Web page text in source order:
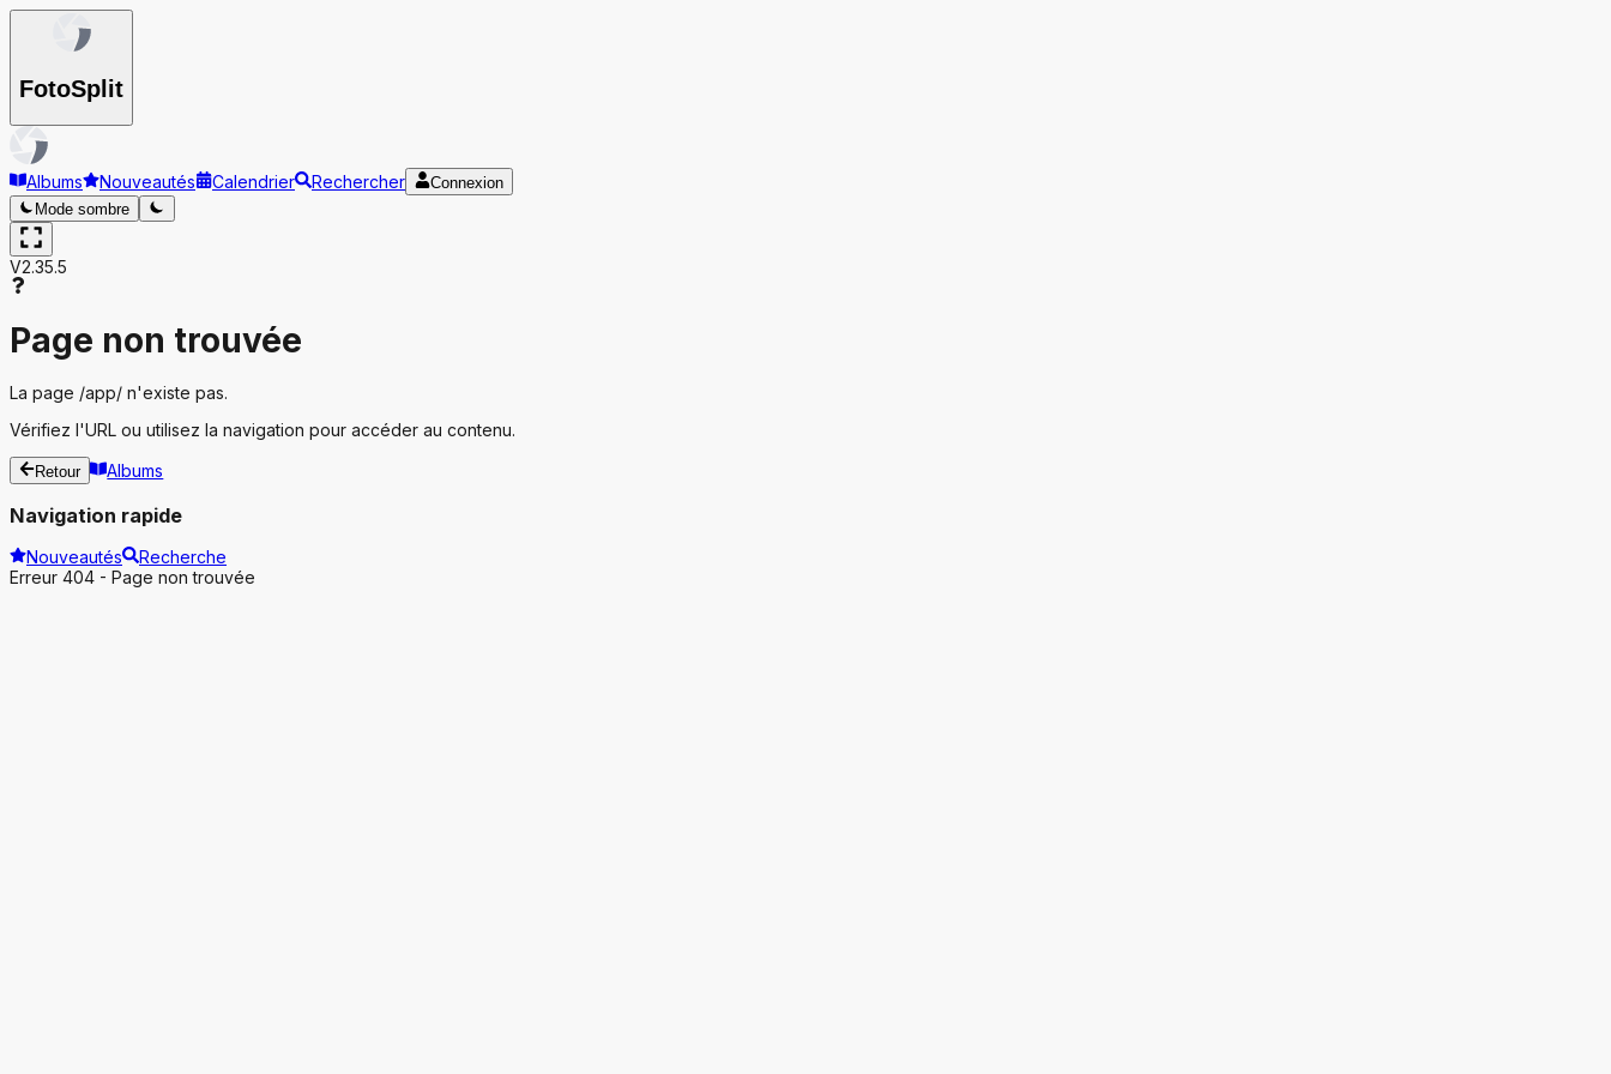
FotoSplit
Albums Nouveautés Calendrier Rechercher
Connexion
Mode sombre
V2.35.5
Page non trouvée
La page /app/ n'existe pas.
Vérifiez l'URL ou utilisez la navigation pour accéder au contenu.
Retour Albums
Navigation rapide
Nouveautés
Recherche
Erreur 404 - Page non trouvée